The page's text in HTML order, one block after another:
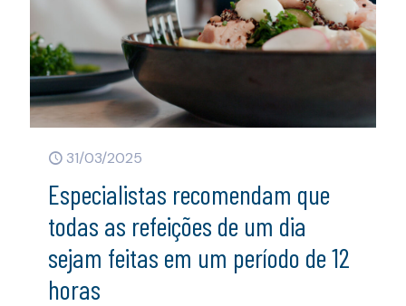
31/03/2025
Especialistas recomendam que
todas as refeições de um dia
sejam feitas em um período de 12
horas